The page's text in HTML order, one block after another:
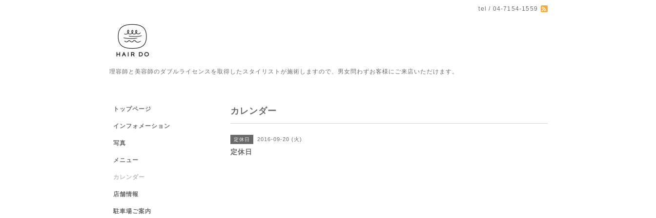
tel / 04-7154-1559
理容師と美容師のダブルライセンスを取得したスタイリストが施術しますので、男女問わずお客様にご来店いただけます。
カレンダー
定休日 2016-09-20 (火)
定休日
トップページ
インフォメーション
写真
メニュー
カレンダー
店舗情報
駐車場ご案内